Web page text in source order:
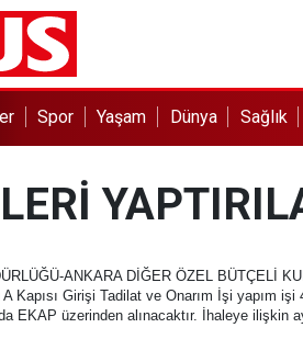
Spor Yaşam Dünya Sağlık
ANKARA DİĞER ÖZEL BÜTÇELİ
Kapısı Girişi Tadilat ve Onarım İşi yapım
EKAP üzerinden alınacaktır. İhaleye ilişkin